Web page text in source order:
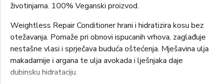
životinjama. 100% Veganski proizvod.
Weightless Repair Conditioner hrani i hidratizira kosu bez
otežavanja. Pomaže pri obnovi ispucanih vrhova, zaglađuje
nestašne vlasi i sprječava buduća oštećenja. Mješavina ulja
makadamije i argana te ulja avokada i lješnjaka daje
dubinsku hidrataciju.